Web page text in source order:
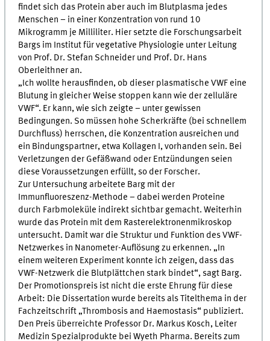
findet sich das Protein aber auch im Blutplasma jedes
Menschen – in einer Konzentration von rund 10
Mikrogramm je Milliliter. Hier setzte die Forschungsarbeit
Bargs im Institut für vegetative Physiologie unter Leitung
von Prof. Dr. Stefan Schneider und Prof. Dr. Hans
Oberleithner an.
„Ich wollte herausfinden, ob dieser plasmatische VWF eine
Blutung in gleicher Weise stoppen kann wie der zelluläre
VWF“. Er kann, wie sich zeigte – unter gewissen
Bedingungen. So müssen hohe Scherkräfte (bei schnellem
Durchfluss) herrschen, die Konzentration ausreichen und
ein Bindungspartner, etwa Kollagen I, vorhanden sein. Bei
Verletzungen der Gefäßwand oder Entzündungen seien
diese Voraussetzungen erfüllt, so der Forscher.
Zur Untersuchung arbeitete Barg mit der
Immunfluoreszenz-Methode – dabei werden Proteine
durch Farbmoleküle indirekt sichtbar gemacht. Weiterhin
wurde das Protein mit dem Rasterelektronenmikroskop
untersucht. Damit war die Struktur und Funktion des VWF-
Netzwerkes in Nanometer-Auflösung zu erkennen. „In
einem weiteren Experiment konnte ich zeigen, dass das
VWF-Netzwerk die Blutplättchen stark bindet“, sagt Barg.
Der Promotionspreis ist nicht die erste Ehrung für diese
Arbeit: Die Dissertation wurde bereits als Titelthema in der
Fachzeitschrift „Thrombosis and Haemostasis“ publiziert.
Den Preis überreichte Professor Dr. Markus Kosch, Leiter
Medizin Spezialprodukte bei Wyeth Pharma. Bereits zum